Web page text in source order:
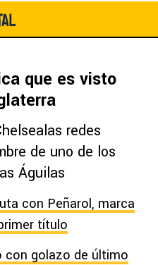
que es visto
redes
de uno de los
Águilas
con Peñarol, marca
título
con golazo de último